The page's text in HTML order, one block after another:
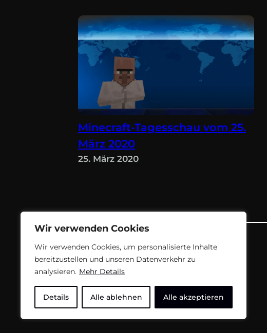
Wir verwenden Cookies
Wir verwenden Cookies, um personalisierte Inhalte
bereitzustellen und unseren Datenverkehr zu
analysieren. Mehr Details
Details Alle ablehnen Alle akzeptieren
Minecraft-Tagesschau vom 25.
März 2020
25. März 2020
flyxify.